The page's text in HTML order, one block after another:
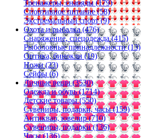
Тренажеры, снаряды (179)
Спортивное питание (58)
Экстремальный спорт (9)
Охота и рыбалка (476)
Снаряжение, спецодежда (415)
Рыболовные принадлежности (13)
Оптика, бинокли (19)
Ножи (23)
Сейфы (6)
Личные вещи (3530)
Одежда и обувь (1714)
Детские товары (550)
Сувениры, подарки, часы (159)
Антиквар, ювелир (710)
Сувениры, подарки (136)
Часы (136)